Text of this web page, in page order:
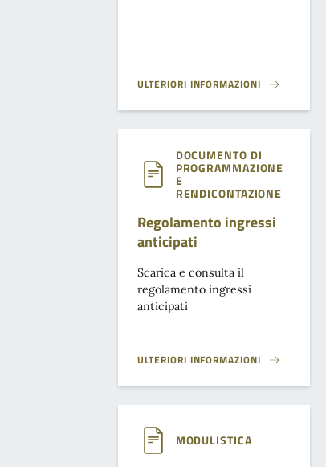
ULTERIORI INFORMAZIONI
REGOLAMENTO NIDO}
DOCUMENTO DI
PROGRAMMAZIONE
E
RENDICONTAZIONE
Regolamento ingressi
anticipati
Scarica e consulta il
regolamento ingressi
anticipati
ULTERIORI INFORMAZIONI
REGOLAMENTO INGRESSI ANTICIPATI}
MODULISTICA